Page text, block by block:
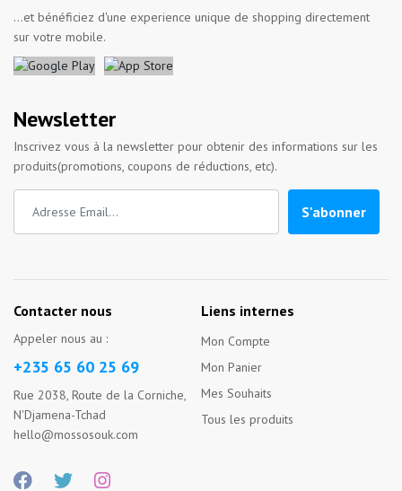
...et bénéficiez d'une experience unique de shopping directement
sur votre mobile.
Newsletter
Inscrivez vous à la newsletter pour obtenir des informations sur les
produits(promotions, coupons de réductions, etc).
S'abonner
Contacter nous
Appeler nous au :
+235 65 60 25 69
Rue 2038, Route de la Corniche,
N'Djamena-Tchad
hello@mossosouk.com
Liens internes
Mon Compte
Mon Panier
Mes Souhaits
Tous les produits